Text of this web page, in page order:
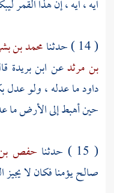
ايه ، ايه ، إن هذا القمر
( 14 ) حدثنا
محمد بن
بن مرثدعن ابن بريدة
داودما عدله ، ولو عدل
حين أهبط إلى الأرض ما
( 15 ) حدثنا
حفص
صالحيؤمنا فكان لا يجيز